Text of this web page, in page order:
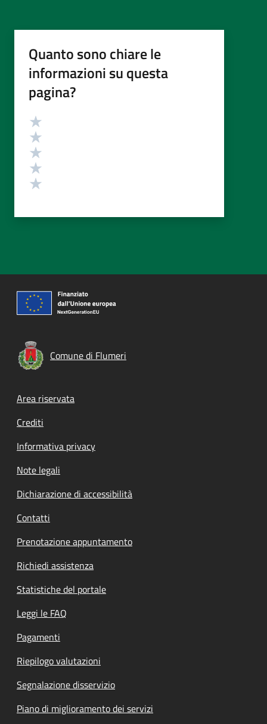
Quanto sono chiare le
informazioni su questa
pagina?
Valutazione
Comune di Flumeri
Footer menu
Area riservata
Crediti
Informativa privacy
Note legali
Dichiarazione di accessibilità
Contatti
Prenotazione appuntamento
Richiedi assistenza
Statistiche del portale
Leggi le FAQ
Pagamenti
Riepilogo valutazioni
Segnalazione disservizio
Piano di miglioramento dei servizi